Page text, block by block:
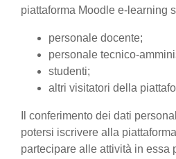
piattaforma Moodle e-learning
personale docente;
personale tecnico-
studenti;
altri visitatori della
Il conferimento dei dati
potersi iscrivere alla
partecipare alle attività in essa